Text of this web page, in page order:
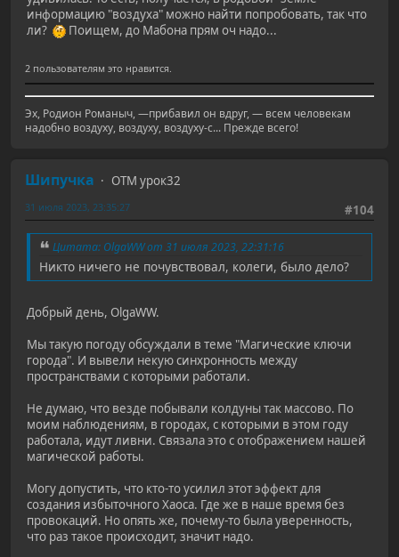
информацию "воздуха" можно найти попробовать, так что
ли?
Поищем, до Мабона прям оч надо...
2 пользователям это нравится.
Эх, Родион Романыч, —прибавил он вдруг, — всем человекам
надобно воздуху, воздуху, воздуху-с... Прежде всего!
Шипучка
ОТМ урок32
#104
31 июля 2023, 23:35:27
Цитата: OlgaWW от 31 июля 2023, 22:31:16
Никто ничего не почувствовал, колеги, было дело?
Добрый день, OlgaWW.
Мы такую погоду обсуждали в теме "Магические ключи
города". И вывели некую синхронность между
пространствами с которыми работали.
Не думаю, что везде побывали колдуны так массово. По
моим наблюдениям, в городах, с которыми в этом году
работала, идут ливни. Связала это с отображением нашей
магической работы.
Могу допустить, что кто-то усилил этот эффект для
создания избыточного Хаоса. Где же в наше время без
провокаций. Но опять же, почему-то была уверенность,
что раз такое происходит, значит надо.